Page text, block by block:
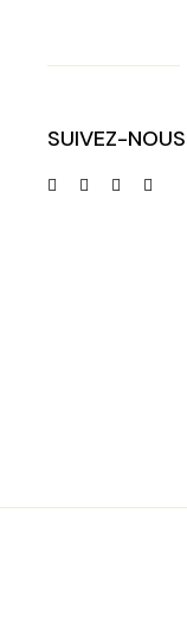
SUIVEZ-NOUS